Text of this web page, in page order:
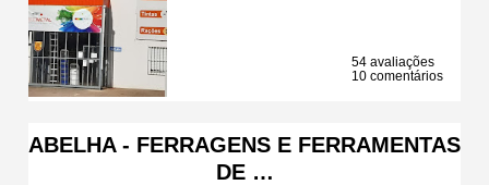
54 avaliações
10 comentários
ABELHA - FERRAGENS E FERRAMENTAS
DE …